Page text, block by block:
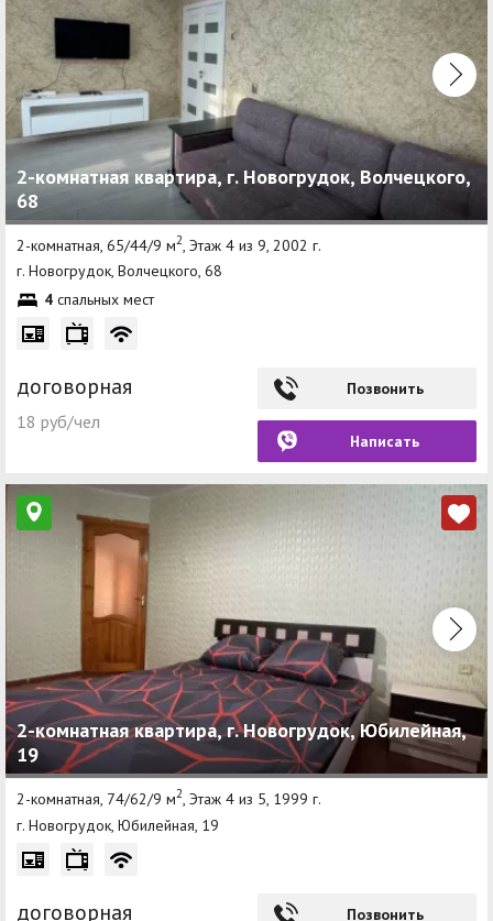
2-комнатная квартира, г. Новогрудок, Волчецкого,
68
2-комнатная, 65/44/9 м2 , Этаж 4 из 9, 2002 г.
г. Новогрудок, Волчецкого, 68
4 спальных мест
договорная
18 руб/чел
Позвонить
Написать
2-комнатная квартира, г. Новогрудок, Юбилейная,
19
2-комнатная, 74/62/9 м2, Этаж 4 из 5, 1999 г.
г. Новогрудок, Юбилейная, 19
договорная Позвонить